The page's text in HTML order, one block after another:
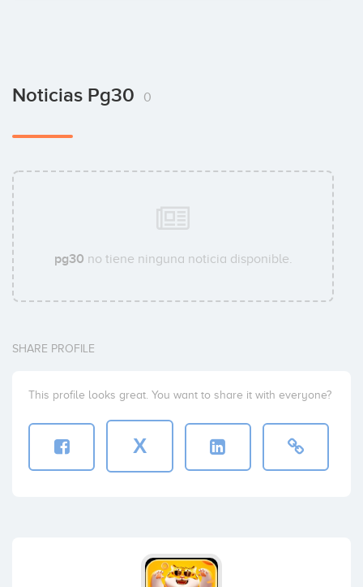
Noticias Pg30 0
pg30 no tiene ninguna noticia disponible.
SHARE PROFILE
This profile looks great. You want to share it with everyone?
X